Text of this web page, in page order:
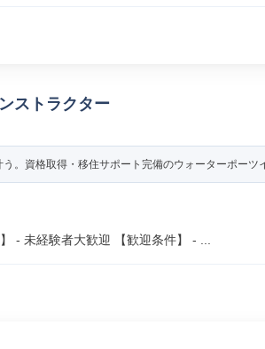
ストラクター
。資格取得・移住サポート完備のウォーターポーツ
- 未経験者大歓迎 【歓迎条件】 - ...